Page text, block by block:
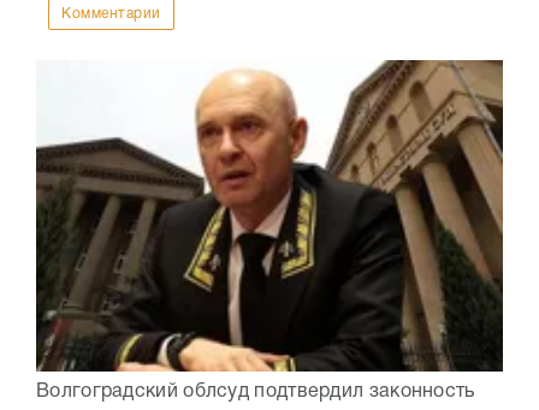
Комментарии
Волгоградский облсуд подтвердил законность